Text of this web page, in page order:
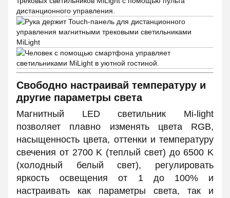
Свободно настраивай температуру и
другие параметры света
Магнитный LED светильник Mi-light
позволяет плавно изменять цвета RGB,
насыщенность цвета, оттенки и температуру
свечения от 2700 K (теплый свет) до 6500 K
(холодный белый свет), регулировать
яркость освещения от 1 до 100% и
настраивать как параметры света, так и